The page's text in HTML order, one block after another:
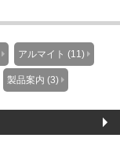
アルマイト (11)
製品案内 (3)